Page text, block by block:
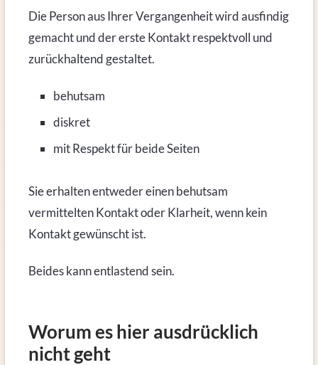
Die Person aus Ihrer Vergangenheit wird ausfindig
gemacht und der erste Kontakt respektvoll und
zurückhaltend gestaltet.
behutsam
diskret
mit Respekt für beide Seiten
Sie erhalten entweder einen behutsam
vermittelten Kontakt oder Klarheit, wenn kein
Kontakt gewünscht ist.
Beides kann entlastend sein.
Worum es hier ausdrücklich
nicht geht